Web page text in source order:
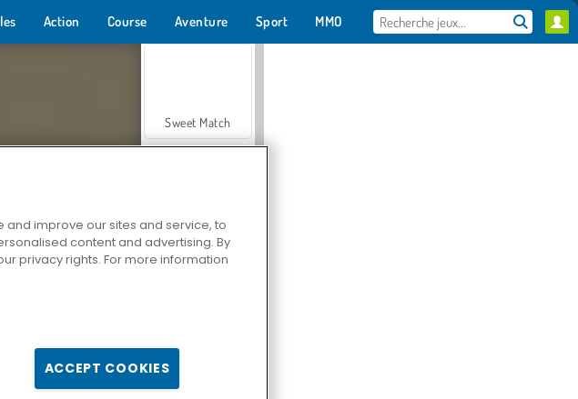
Action Course Aventure Sport MMO
Sweet Match
Zen Solitaire
Farmerama
improve our sites and service, to
content and advertising. By
privacy rights. For more information
ACCEPT COOKIES